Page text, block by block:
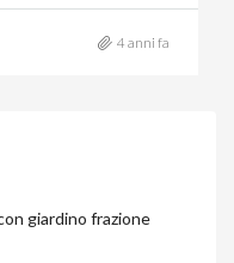
4 anni fa
giardino frazione